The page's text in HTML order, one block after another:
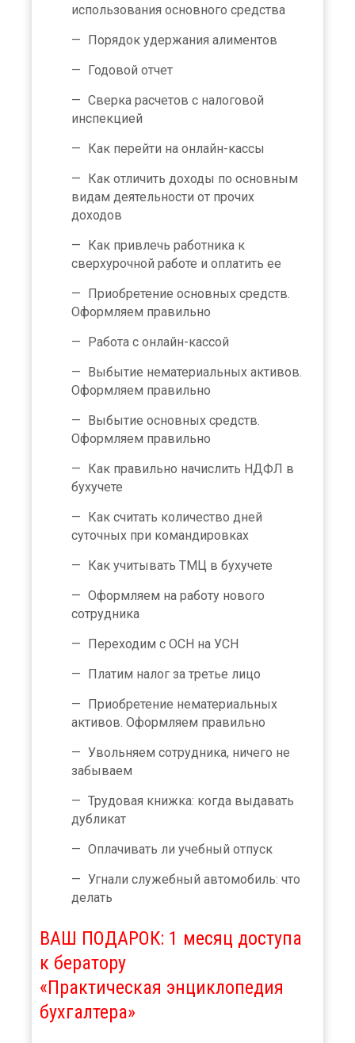
использования основного средства
Порядок удержания алиментов
Годовой отчет
Сверка расчетов с налоговой
инспекцией
Как перейти на онлайн-кассы
Как отличить доходы по основным
видам деятельности от прочих
доходов
Как привлечь работника к
сверхурочной работе и оплатить ее
Приобретение основных средств.
Оформляем правильно
Работа с онлайн-кассой
Выбытие нематериальных активов.
Оформляем правильно
Выбытие основных средств.
Оформляем правильно
Как правильно начислить НДФЛ в
бухучете
Как считать количество дней
суточных при командировках
Как учитывать ТМЦ в бухучете
Оформляем на работу нового
сотрудника
Переходим с ОСН на УСН
Платим налог за третье лицо
Приобретение нематериальных
активов. Оформляем правильно
Увольняем сотрудника, ничего не
забываем
Трудовая книжка: когда выдавать
дубликат
Оплачивать ли учебный отпуск
Угнали служебный автомобиль: что
делать
ВАШ ПОДАРОК: 1 месяц доступа
к бератору
«Практическая энциклопедия
бухгалтера»